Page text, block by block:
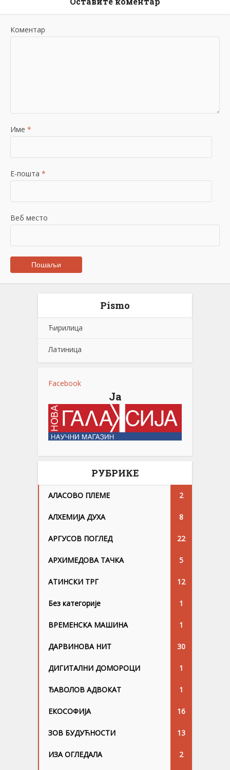
Коментар
Име *
Е-пошта *
Веб место
Pismo
Ћирилица
Латиница
Facebook
Ја
РУБРИКЕ
АЛАСОВО ПЛЕМЕ 2
АЛХЕМИЈА ДУХА 8
АРГУСОВ ПОГЛЕД 22
АРХИМЕДОВА ТАЧКА 5
АТИНСКИ ТРГ 12
Без категорије 1
ВРЕМЕНСКА МАШИНА 1
ДАРВИНОВА НИТ 30
ДИГИТАЛНИ ДОМОРОЦИ 1
ЂАВОЛОВ АДВОКАТ 1
ЕКОСОФИЈА 16
ЗОВ БУДУЋНОСТИ 13
ИЗА ОГЛЕДАЛА 2